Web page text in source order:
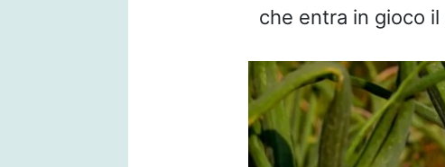
che entra in gioco il